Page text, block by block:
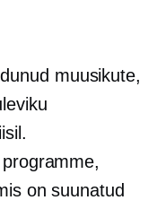
muusikute,
on suunatud